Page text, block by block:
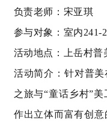
负责老师：宋亚琪
参与对象：室内241-
活动地点：上岳村普
活动简介：针对普
之旅与“童话乡村”
作出立体而富有创